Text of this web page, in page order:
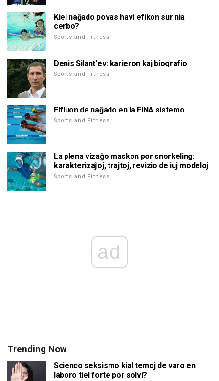
Kiel naĝado povas havi efikon sur nia
cerbo?
Sports and Fitness
Denis Silant'ev: karieron kaj biografio
Sports and Fitness
Elfluon de naĝado en la FINA sistemo
Sports and Fitness
La plena vizaĝo maskon por snorkeling:
karakterizaĵoj, trajtoj, revizio de iuj modeloj
Sports and Fitness
ad
Trending Now
Scienco seksismo kial temoj de varo en
laboro tiel forte por solvi?